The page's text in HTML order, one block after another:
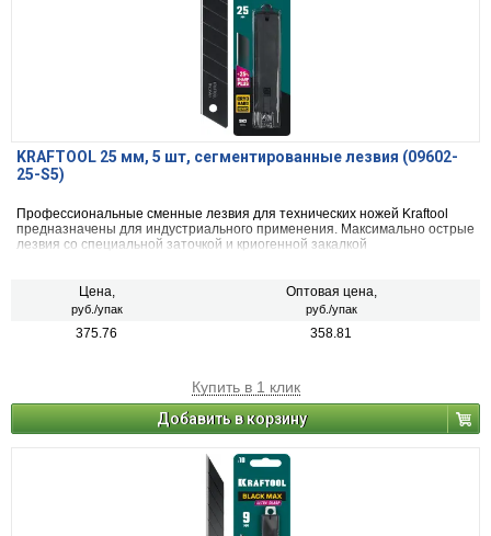
KRAFTOOL 25 мм, 5 шт, сегментированные лезвия (09602-
25-S5)
Профессиональные сменные лезвия для технических ножей Kraftool
предназначены для индустриального применения. Максимально острые
лезвия со специальной заточкой и криогенной закалкой
Цена,
руб./упак
Оптовая цена,
руб./упак
375.76 358.81
Купить в 1 клик
Добавить в корзину